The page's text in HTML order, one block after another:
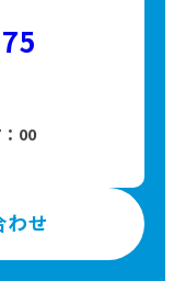
00
わせ